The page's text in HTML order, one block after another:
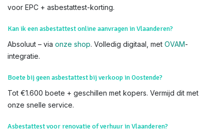
voor EPC + asbestattest-korting.
Kan ik een asbestattest online aanvragen in Vlaanderen?
Absoluut – via onze shop. Volledig digitaal, met OVAM-
integratie.
Boete bij geen asbestattest bij verkoop in Oostende?
Tot €1.600 boete + geschillen met kopers. Vermijd dit met
onze snelle service.
Asbestattest voor renovatie of verhuur in Vlaanderen?